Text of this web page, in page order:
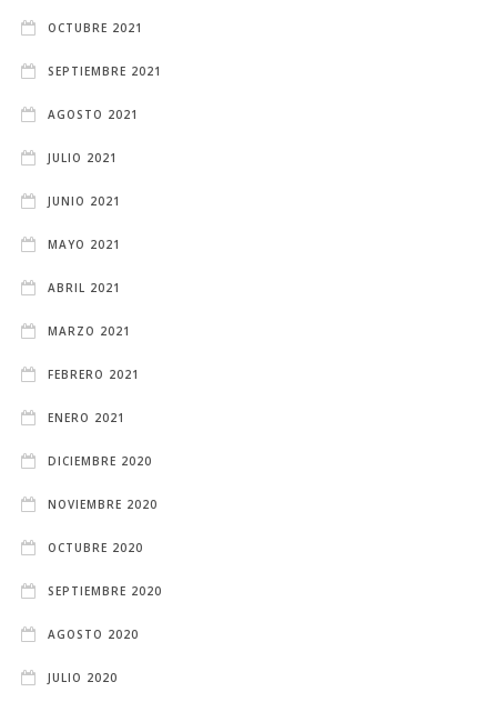
OCTUBRE 2021
SEPTIEMBRE 2021
AGOSTO 2021
JULIO 2021
JUNIO 2021
MAYO 2021
ABRIL 2021
MARZO 2021
FEBRERO 2021
ENERO 2021
DICIEMBRE 2020
NOVIEMBRE 2020
OCTUBRE 2020
SEPTIEMBRE 2020
AGOSTO 2020
JULIO 2020